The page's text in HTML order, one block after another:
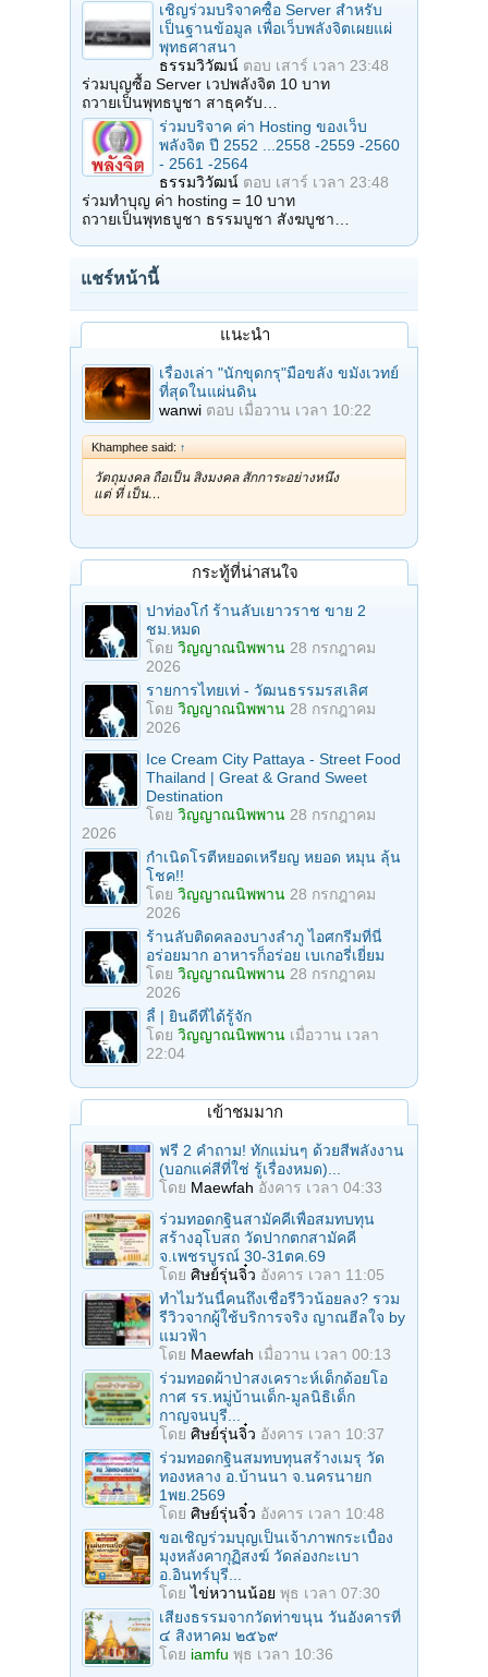
เชิญร่วมบริจาคซื้อ Server สำหรับ
เป็นฐานข้อมูล เพื่อเว็บพลังจิตเผยแผ่
พุทธศาสนา
ธรรมวิวัฒน์ ตอบ เสาร์ เวลา 23:48
ร่วมบุญซื้อ Server เวปพลังจิต 10 บาท
ถวายเป็นพุทธบูชา สาธุครับ…
ร่วมบริจาค ค่า Hosting ของเว็บ
พลังจิต ปี 2552 ...2558 -2559 -2560
- 2561 -2564
ธรรมวิวัฒน์ ตอบ เสาร์ เวลา 23:48
ร่วมทำบุญ ค่า hosting = 10 บาท
ถวายเป็นพุทธบูชา ธรรมบูชา สังฆบูชา…
แชร์หน้านี้
แนะนำ
เรื่องเล่า "นักขุดกรุ"มือขลัง ขมังเวทย์
ที่สุดในแผ่นดิน
wanwi ตอบ เมื่อวาน เวลา 10:22
Khamphee said: ↑
วัตถุมงคล ถือเป็น สิ่งมงคล สักการะอย่างหนึ่ง
แต่ ที่ เป็น…
กระทู้ที่น่าสนใจ
ปาท่องโก๋ ร้านลับเยาวราช ขาย 2
ชม.หมด
โดย วิญญาณนิพพาน 28 กรกฎาคม
2026
รายการไทยเท่ - วัฒนธรรมรสเลิศ
โดย วิญญาณนิพพาน 28 กรกฎาคม
2026
Ice Cream City Pattaya - Street Food
Thailand | Great & Grand Sweet
Destination
โดย วิญญาณนิพพาน 28 กรกฎาคม
2026
กำเนิดโรตีหยอดเหรียญ หยอด หมุน ลุ้น
โชค!!
โดย วิญญาณนิพพาน 28 กรกฎาคม
2026
ร้านลับติดคลองบางลำภู ไอศกรีมที่นี่
อร่อยมาก อาหารก็อร่อย เบเกอรี่เยี่ยม
โดย วิญญาณนิพพาน 28 กรกฎาคม
2026
ลี้ | ยินดีที่ได้รู้จัก
โดย วิญญาณนิพพาน เมื่อวาน เวลา
22:04
เข้าชมมาก
ฟรี 2 คำถาม! ทักแม่นๆ ด้วยสีพลังงาน
(บอกแค่สีที่ใช่ รู้เรื่องหมด)...
โดย Maewfah อังคาร เวลา 04:33
ร่วมทอดกฐินสามัคคีเพื่อสมทบทุน
สร้างอุโบสถ วัดปากตกสามัคคี
จ.เพชรบูรณ์ 30-31ตค.69
โดย ศิษย์รุ่นจิ๋ว อังคาร เวลา 11:05
ทำไมวันนี้คนถึงเชื่อรีวิวน้อยลง? รวม
รีวิวจากผู้ใช้บริการจริง ญาณฮีลใจ by
แมวฟ้า
โดย Maewfah เมื่อวาน เวลา 00:13
ร่วมทอดผ้าป่าสงเคราะห์เด็กด้อยโอ
กาศ รร.หมู่บ้านเด็ก-มูลนิธิเด็ก
กาญจนบุรี...
โดย ศิษย์รุ่นจิ๋ว อังคาร เวลา 10:37
ร่วมทอดกฐินสมทบทุนสร้างเมรุ วัด
ทองหลาง อ.บ้านนา จ.นครนายก
1พย.2569
โดย ศิษย์รุ่นจิ๋ว อังคาร เวลา 10:48
ขอเชิญร่วมบุญเป็นเจ้าภาพกระเบื้อง
มุงหลังคากุฏิสงฆ์ วัดล่องกะเบา
อ.อินทร์บุรี...
โดยไข่หวานน้อย พุธ เวลา 07:30
เสียงธรรมจากวัดท่าขนุน วันอังคารที่
๔ สิงหาคม ๒๕๖๙
โดย iamfu พุธ เวลา 10:36